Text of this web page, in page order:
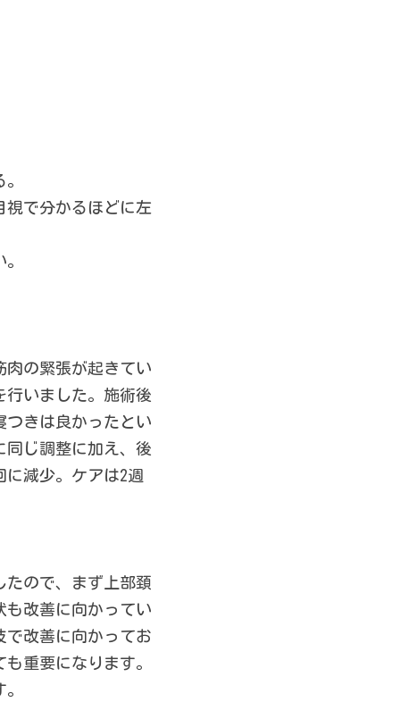
視で分かるほどに左
肉の緊張が起きてい
行いました。施術後
きは良かったとい
同じ調整に加え、後
に減少。ケアは2週
たので、まず上部頚
も改善に向かってい
で改善に向かってお
重要になります。